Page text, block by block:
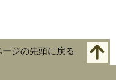
ージの先頭に戻る